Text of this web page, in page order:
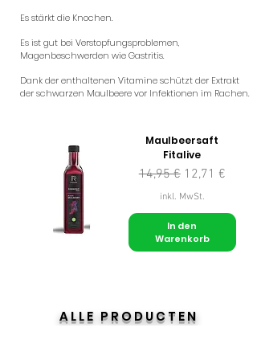
Es stärkt die Knochen.
Es ist gut bei Verstopfungsproblemen,
Magenbeschwerden wie Gastritis.
Dank der enthaltenen Vitamine schützt der Extrakt
der schwarzen Maulbeere vor Infektionen im Rachen.
Maulbeersaft
Fitalive
Standardpreis
14,95 € Sale-Preis
12,71 €
inkl. MwSt.
In den
Warenkorb
ALLE PRODUCTEN